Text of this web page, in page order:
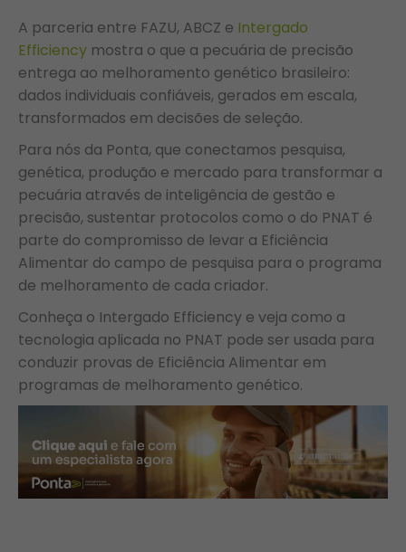
A parceria entre FAZU, ABCZ e Intergado
Efficiency mostra o que a pecuária de precisão
entrega ao melhoramento genético brasileiro:
dados individuais confiáveis, gerados em escala,
transformados em decisões de seleção.
Para nós da Ponta, que conectamos pesquisa,
genética, produção e mercado para transformar a
pecuária através de inteligência de gestão e
precisão, sustentar protocolos como o do PNAT é
parte do compromisso de levar a Eficiência
Alimentar do campo de pesquisa para o programa
de melhoramento de cada criador.
Conheça o Intergado Efficiency e veja como a
tecnologia aplicada no PNAT pode ser usada para
conduzir provas de Eficiência Alimentar em
programas de melhoramento genético.